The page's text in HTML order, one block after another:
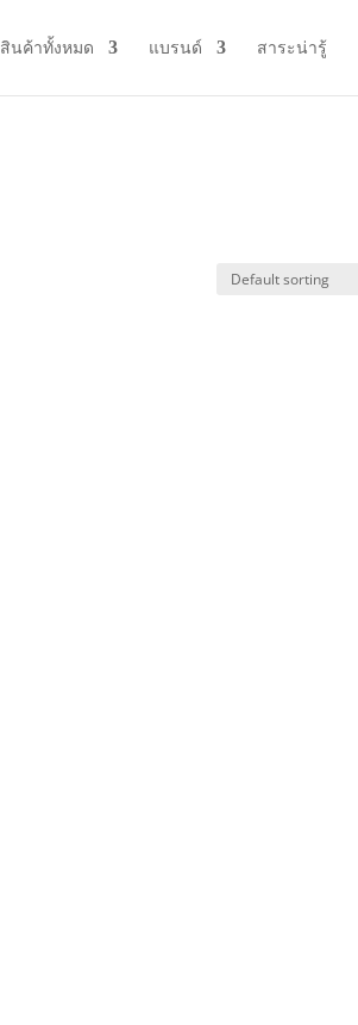
สินค้าทั้งหมด แบรนด์ สาระน่ารู้